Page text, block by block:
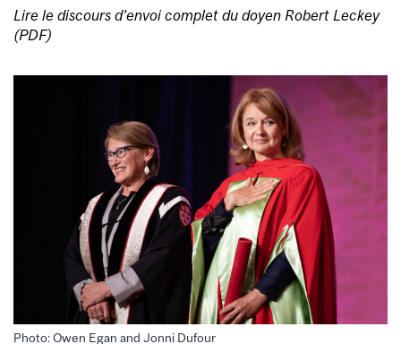
Lire le discours d’envoi complet du doyen Robert Leckey
(PDF)
Photo: Owen Egan and Jonni Dufour